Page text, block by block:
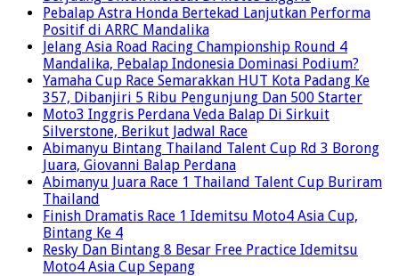
Pebalap Astra Honda Bertekad Lanjutkan Performa
Positif di ARRC Mandalika
Jelang Asia Road Racing Championship Round 4
Mandalika, Pebalap Indonesia Dominasi Podium?
Yamaha Cup Race Semarakkan HUT Kota Padang Ke
357, Dibanjiri 5 Ribu Pengunjung Dan 500 Starter
Moto3 Inggris Perdana Veda Balap Di Sirkuit
Silverstone, Berikut Jadwal Race
Abimanyu Bintang Thailand Talent Cup Rd 3 Borong
Juara, Giovanni Balap Perdana
Abimanyu Juara Race 1 Thailand Talent Cup Buriram
Thailand
Finish Dramatis Race 1 Idemitsu Moto4 Asia Cup,
Bintang Ke 4
Resky Dan Bintang 8 Besar Free Practice Idemitsu
Moto4 Asia Cup Sepang